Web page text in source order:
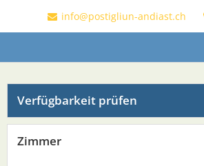
info@postigliun-andiast.ch
Verfügbarkeit prüfen
Zimmer